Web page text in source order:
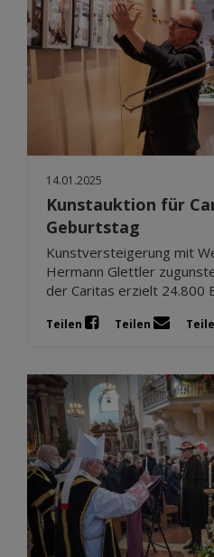
14.01.2025
Kunstauktion für
Geburtstag
Kunstversteigerung mit
Hermann Glettler
der Caritas erzielt 24.800
Teilen Teilen